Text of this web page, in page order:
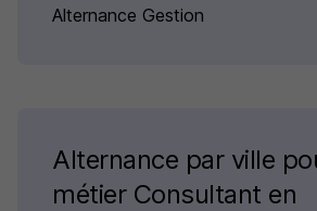
Alternance Gestion
Alternance par ville
métier Consultant en